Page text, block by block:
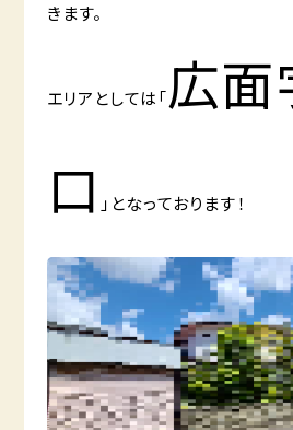
きます。
エリアとしては「広面
口 」となっております！